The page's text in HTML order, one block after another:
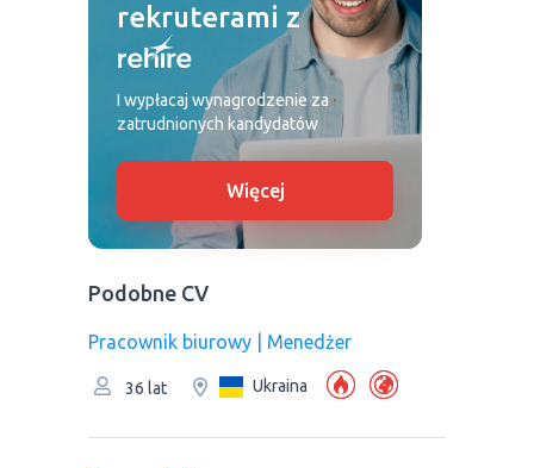
rekruterami z
I wypłacaj wynagrodzenie za
zatrudnionych kandydatów
Więcej
Podobne CV
Pracownik biurowy | Menedżer
36 lat Ukraina